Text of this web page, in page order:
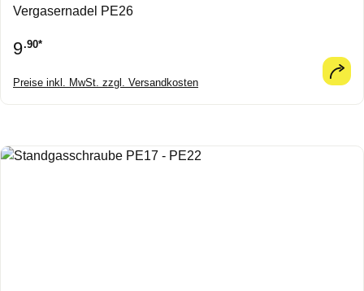
Durchschnittliche Bewertung von 0 von 5 Sternen
Vergasernadel PE26
9.90*
Preise inkl. MwSt. zzgl. Versandkosten